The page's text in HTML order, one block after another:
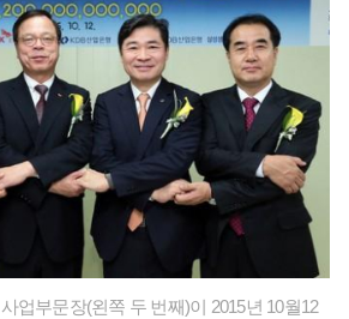
업부문장(왼쪽 두 번째)이 2015년 10월12